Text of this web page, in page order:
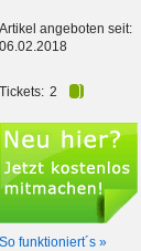
Artikel angeboten seit:
06.02.2018
Tickets: 2
So funktioniert´s »